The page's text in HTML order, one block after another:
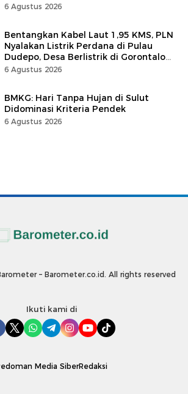
6 Agustus 2026
Bentangkan Kabel Laut 1,95 KMS, PLN
Nyalakan Listrik Perdana di Pulau
Dudepo, Desa Berlistrik di Gorontalo
100 Persen
6 Agustus 2026
BMKG: Hari Tanpa Hujan di Sulut
Didominasi Kriteria Pendek
6 Agustus 2026
– Barometer.co.id. All rights reserved
Ikuti kami di
Media SiberRedaksi